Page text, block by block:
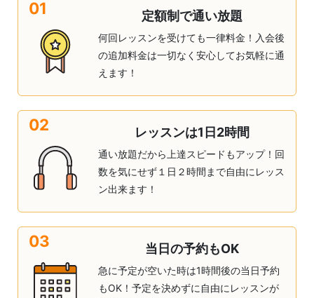
01 定額制で通い放題
何回レッスンを受けても一律料金！入会後
の追加料金は一切なく安心してお気軽に通
えます！
02 レッスンは1日2時間
通い放題だから上達スピードもアップ！回
数を気にせず１日２時間まで自由にレッス
ン出来ます！
03 当日の予約もOK
急に予定が空いた時は1時間後の当日予約
もOK！予定を決めずに自由にレッスンが